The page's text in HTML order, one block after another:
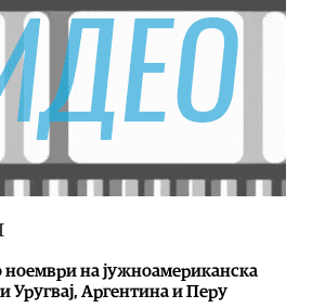
ноември на јужноамериканска
Уругвај, Аргентина и Перу